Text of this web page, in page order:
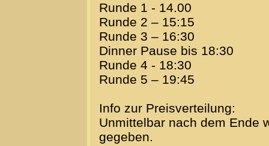
Runde 1 - 14.00
Runde 2 – 15:15
Runde 3 – 16:30
Dinner Pause bis 18:30
Runde 4 - 18:30
Runde 5 – 19:45
Info zur Preisverteilung:
Unmittelbar nach dem Ende
gegeben.